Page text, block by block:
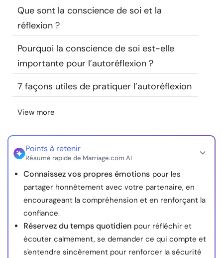
Trouver un thérapeute
Langue
À propos de nous Contact Écrivez pour nous
Publicité avec
nous
Que sont la conscience de soi et la
réflexion ?
Pourquoi la conscience de soi est-elle
importante pour l’autoréflexion ?
7 façons utiles de pratiquer l’autoréflexion
View more
Points à retenir
Résumé rapide de Marriage.com AI
Connaissez vos propres émotions pour les
partager honnêtement avec votre partenaire, en
encourageant la compréhension et en renforçant la
confiance.
Réservez du temps quotidien pour réfléchir et
écouter calmement, se demander ce qui compte et
s'entendre sincèrement pour renforcer la sécurité